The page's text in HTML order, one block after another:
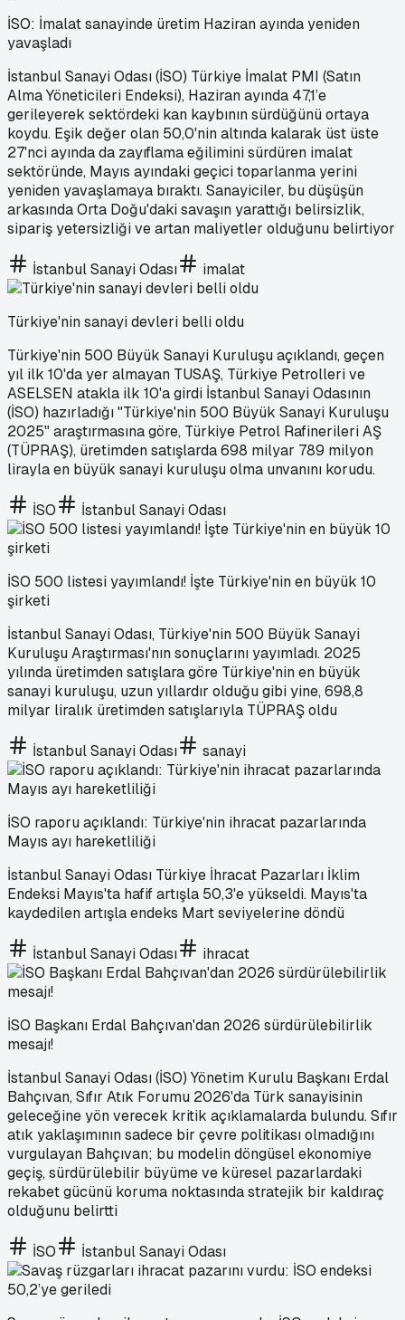
İSO: İmalat sanayinde üretim Haziran ayında yeniden
yavaşladı
İstanbul Sanayi Odası (İSO) Türkiye İmalat PMI (Satın
Alma Yöneticileri Endeksi), Haziran ayında 47,1’e
gerileyerek sektördeki kan kaybının sürdüğünü ortaya
koydu. Eşik değer olan 50,0'nin altında kalarak üst üste
27'nci ayında da zayıflama eğilimini sürdüren imalat
sektöründe, Mayıs ayındaki geçici toparlanma yerini
yeniden yavaşlamaya bıraktı. Sanayiciler, bu düşüşün
arkasında Orta Doğu'daki savaşın yarattığı belirsizlik,
sipariş yetersizliği ve artan maliyetler olduğunu belirtiyor
İstanbul Sanayi Odası imalat
Türkiye'nin sanayi devleri belli oldu
Türkiye'nin 500 Büyük Sanayi Kuruluşu açıklandı, geçen
yıl ilk 10'da yer almayan TUSAŞ, Türkiye Petrolleri ve
ASELSEN atakla ilk 10'a girdi İstanbul Sanayi Odasının
(İSO) hazırladığı "Türkiye'nin 500 Büyük Sanayi Kuruluşu
2025" araştırmasına göre, Türkiye Petrol Rafinerileri AŞ
(TÜPRAŞ), üretimden satışlarda 698 milyar 789 milyon
lirayla en büyük sanayi kuruluşu olma unvanını korudu.
İSO İstanbul Sanayi Odası
İSO 500 listesi yayımlandı! İşte Türkiye'nin en büyük 10
şirketi
İstanbul Sanayi Odası, Türkiye'nin 500 Büyük Sanayi
Kuruluşu Araştırması'nın sonuçlarını yayımladı. 2025
yılında üretimden satışlara göre Türkiye'nin en büyük
sanayi kuruluşu, uzun yıllardır olduğu gibi yine, 698,8
milyar liralık üretimden satışlarıyla TÜPRAŞ oldu
İstanbul Sanayi Odası sanayi
İSO raporu açıklandı: Türkiye'nin ihracat pazarlarında
Mayıs ayı hareketliliği
İstanbul Sanayi Odası Türkiye İhracat Pazarları İklim
Endeksi Mayıs'ta hafif artışla 50,3'e yükseldi. Mayıs'ta
kaydedilen artışla endeks Mart seviyelerine döndü
İstanbul Sanayi Odası ihracat
İSO Başkanı Erdal Bahçıvan'dan 2026 sürdürülebilirlik
mesajı!
İstanbul Sanayi Odası (İSO) Yönetim Kurulu Başkanı Erdal
Bahçıvan, Sıfır Atık Forumu 2026'da Türk sanayisinin
geleceğine yön verecek kritik açıklamalarda bulundu. Sıfır
atık yaklaşımının sadece bir çevre politikası olmadığını
vurgulayan Bahçıvan; bu modelin döngüsel ekonomiye
geçiş, sürdürülebilir büyüme ve küresel pazarlardaki
rekabet gücünü koruma noktasında stratejik bir kaldıraç
olduğunu belirtti
İSO İstanbul Sanayi Odası